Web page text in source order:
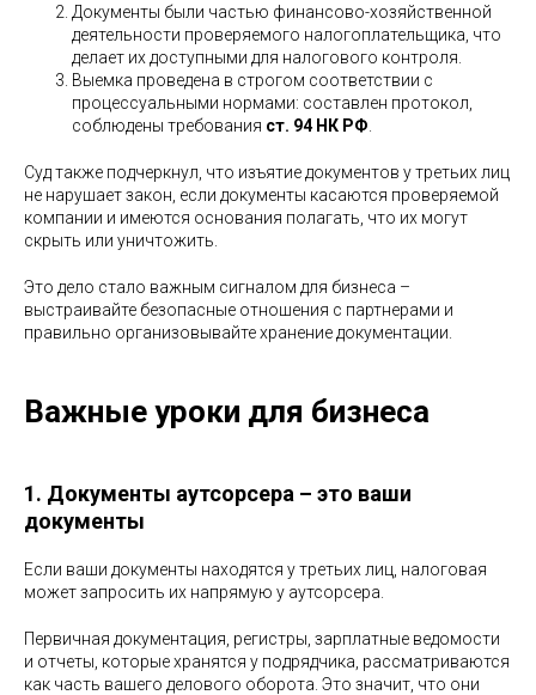
Документы были частью финансово-хозяйственной
деятельности проверяемого налогоплательщика, что
делает их доступными для налогового контроля.
Выемка проведена в строгом соответствии с
процессуальными нормами: составлен протокол,
соблюдены требования ст. 94 НК РФ
Суд также подчеркнул, что изъятие документов у третьих лиц
не нарушает закон, если документы касаются проверяемой
компании и имеются основания полагать, что их могут
скрыть или уничтожить.
Это дело стало важным сигналом для бизнеса –
выстраивайте безопасные отношения с партнерами и
правильно организовывайте хранение документации.
Важные уроки для бизнеса
1. Документы аутсорсера – это ваши
документы
Если ваши документы находятся у третьих лиц, налоговая
может запросить их напрямую у аутсорсера.
Первичная документация, регистры, зарплатные ведомости
и отчеты, которые хранятся у подрядчика, рассматриваются
как часть вашего делового оборота. Это значит, что они